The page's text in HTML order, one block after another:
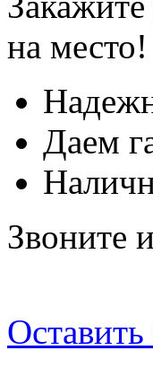
на место!
Даем
Звоните
Оставить